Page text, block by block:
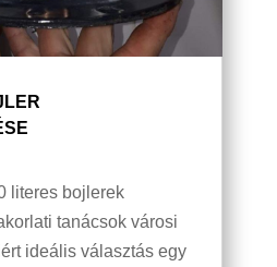
literes bojlerek
tanácsok városi
ideális választás egy